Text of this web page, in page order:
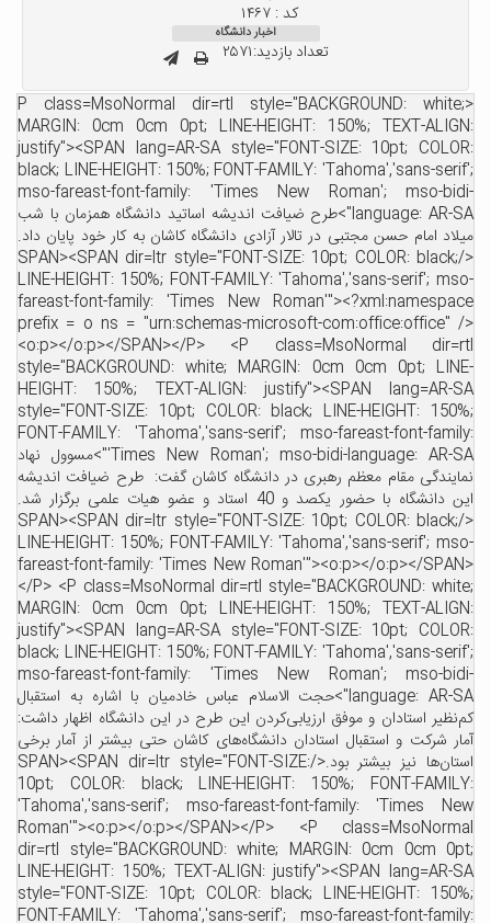
کد : ۱۴۶۷
اخبار دانشگاه
تعداد بازدید:۲۵۷۱
<P class=MsoNormal dir=rtl style="BACKGROUND: white;
MARGIN: 0cm 0cm 0pt; LINE-HEIGHT: 150%; TEXT-ALIGN:
justify"><SPAN lang=AR-SA style="FONT-SIZE: 10pt; COLOR:
black; LINE-HEIGHT: 150%; FONT-FAMILY: 'Tahoma','sans-serif';
mso-fareast-font-family: 'Times New Roman'; mso-bidi-
language: AR-SA">طرح ضیافت اندیشه اساتید دانشگاه همزمان با شب
میلاد امام حسن مجتبی در تالار آزادی دانشگاه کاشان به کار خود پایان داد.
</SPAN><SPAN dir=ltr style="FONT-SIZE: 10pt; COLOR: black;
LINE-HEIGHT: 150%; FONT-FAMILY: 'Tahoma','sans-serif'; mso-
fareast-font-family: 'Times New Roman'"><?xml:namespace
prefix = o ns = "urn:schemas-microsoft-com:office:office" />
<o:p></o:p></SPAN></P> <P class=MsoNormal dir=rtl
style="BACKGROUND: white; MARGIN: 0cm 0cm 0pt; LINE-
HEIGHT: 150%; TEXT-ALIGN: justify"><SPAN lang=AR-SA
style="FONT-SIZE: 10pt; COLOR: black; LINE-HEIGHT: 150%;
FONT-FAMILY: 'Tahoma','sans-serif'; mso-fareast-font-family:
'Times New Roman'; mso-bidi-language: AR-SA">مسوول نهاد
نمایندگی مقام معظم رهبری در دانشگاه کاشان گفت: طرح ضیافت اندیشه
این دانشگاه با حضور یکصد و 40 استاد و عضو هیات علمی برگزار شد.
</SPAN><SPAN dir=ltr style="FONT-SIZE: 10pt; COLOR: black;
LINE-HEIGHT: 150%; FONT-FAMILY: 'Tahoma','sans-serif'; mso-
fareast-font-family: 'Times New Roman'"><o:p></o:p></SPAN>
</P> <P class=MsoNormal dir=rtl style="BACKGROUND: white;
MARGIN: 0cm 0cm 0pt; LINE-HEIGHT: 150%; TEXT-ALIGN:
justify"><SPAN lang=AR-SA style="FONT-SIZE: 10pt; COLOR:
black; LINE-HEIGHT: 150%; FONT-FAMILY: 'Tahoma','sans-serif';
mso-fareast-font-family: 'Times New Roman'; mso-bidi-
language: AR-SA">حجت الاسلام عباس خادمیان با اشاره به استقبال
کم‌نظیر استادان و موفق ارزیابی‌کردن این طرح در این دانشگاه اظهار داشت:
آمار شرکت و استقبال استادان دانشگاه‌های کاشان حتی بیشتر از آمار برخی
استان‌ها نیز بیشتر بود.</SPAN><SPAN dir=ltr style="FONT-SIZE:
10pt; COLOR: black; LINE-HEIGHT: 150%; FONT-FAMILY:
'Tahoma','sans-serif'; mso-fareast-font-family: 'Times New
Roman'"><o:p></o:p></SPAN></P> <P class=MsoNormal
dir=rtl style="BACKGROUND: white; MARGIN: 0cm 0cm 0pt;
LINE-HEIGHT: 150%; TEXT-ALIGN: justify"><SPAN lang=AR-SA
style="FONT-SIZE: 10pt; COLOR: black; LINE-HEIGHT: 150%;
FONT-FAMILY: 'Tahoma','sans-serif'; mso-fareast-font-family: